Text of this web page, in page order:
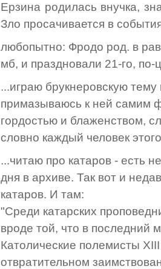
Ерзина родилась внучка,
Зло просачивается в
любопытно: Фродо род. в
мб, и праздновали 21-го, по-
...играю брукнеровскую
примазываюсь к ней самим
гордостью и блаженством,
словно каждый человек
...читаю про катаров - есть
дня в архиве. Так вот и
катаров. И там:
"Среди катарских
вроде той, что в последний
Католические полемисты
отвратительном